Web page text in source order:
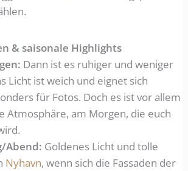
& saisonale Highlights
Dann ist es ruhiger und weniger
Licht ist weich und eignet sich
für Fotos. Doch es ist vor allem
Atmosphäre, am Morgen, die euch
Abend: Goldenes Licht und tolle
Nyhavn, wenn sich die Fassaden der